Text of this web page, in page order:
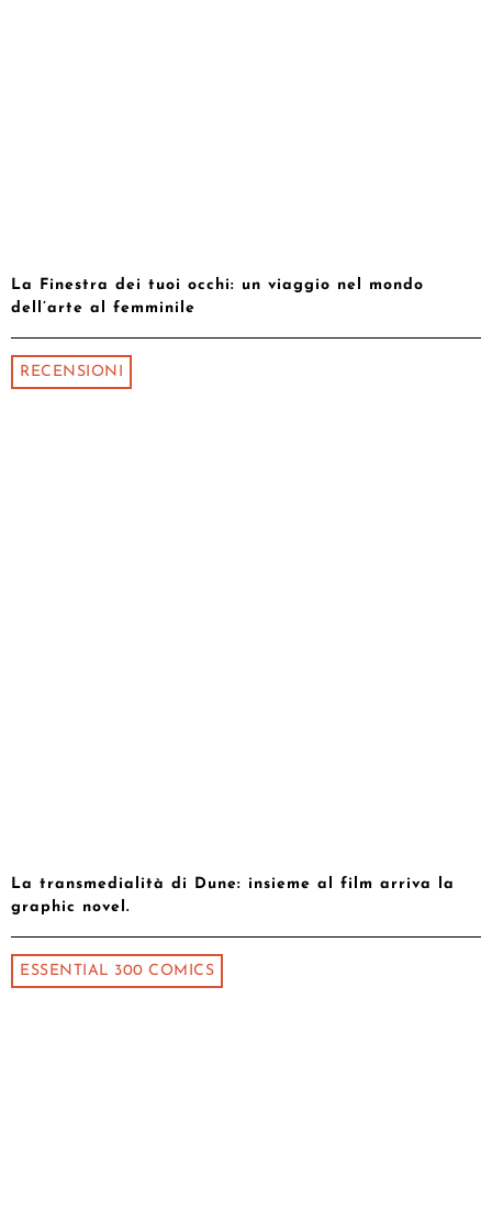
La Finestra dei tuoi occhi: un viaggio nel mondo
dell’arte al femminile
RECENSIONI
La transmedialità di Dune: insieme al film arriva la
graphic novel.
ESSENTIAL 300 COMICS